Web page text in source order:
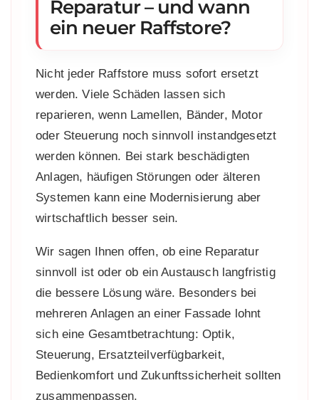
Reparatur – und wann
ein neuer Raffstore?
Nicht jeder Raffstore muss sofort ersetzt
werden. Viele Schäden lassen sich
reparieren, wenn Lamellen, Bänder, Motor
oder Steuerung noch sinnvoll instandgesetzt
werden können. Bei stark beschädigten
Anlagen, häufigen Störungen oder älteren
Systemen kann eine Modernisierung aber
wirtschaftlich besser sein.
Wir sagen Ihnen offen, ob eine Reparatur
sinnvoll ist oder ob ein Austausch langfristig
die bessere Lösung wäre. Besonders bei
mehreren Anlagen an einer Fassade lohnt
sich eine Gesamtbetrachtung: Optik,
Steuerung, Ersatzteilverfügbarkeit,
Bedienkomfort und Zukunftssicherheit sollten
zusammenpassen.